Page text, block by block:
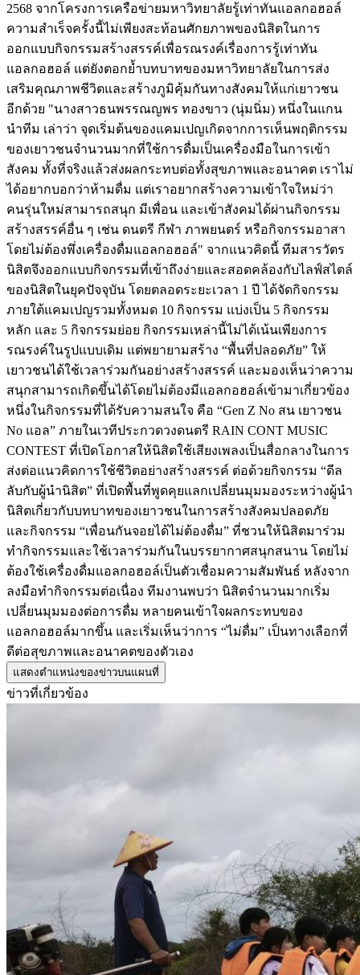
2568 จากโครงการเครือข่ายมหาวิทยาลัยรู้เท่าทันแอลกอฮอล์
ความสำเร็จครั้งนี้ไม่เพียงสะท้อนศักยภาพของนิสิตในการ
ออกแบบกิจกรรมสร้างสรรค์เพื่อรณรงค์เรื่องการรู้เท่าทัน
แอลกอฮอล์ แต่ยังตอกย้ำบทบาทของมหาวิทยาลัยในการส่ง
เสริมคุณภาพชีวิตและสร้างภูมิคุ้มกันทางสังคมให้แก่เยาวชน
อีกด้วย "นางสาวธนพรรณญพร ทองขาว (นุ่มนิ่ม) หนึ่งในแกน
นำทีม เล่าว่า จุดเริ่มต้นของแคมเปญเกิดจากการเห็นพฤติกรรม
ของเยาวชนจำนวนมากที่ใช้การดื่มเป็นเครื่องมือในการเข้า
สังคม ทั้งที่จริงแล้วส่งผลกระทบต่อทั้งสุขภาพและอนาคต เราไม่
ได้อยากบอกว่าห้ามดื่ม แต่เราอยากสร้างความเข้าใจใหม่ว่า
คนรุ่นใหม่สามารถสนุก มีเพื่อน และเข้าสังคมได้ผ่านกิจกรรม
สร้างสรรค์อื่น ๆ เช่น ดนตรี กีฬา ภาพยนตร์ หรือกิจกรรมอาสา
โดยไม่ต้องพึ่งเครื่องดื่มแอลกอฮอล์" จากแนวคิดนี้ ทีมสารวัตร
นิสิตจึงออกแบบกิจกรรมที่เข้าถึงง่ายและสอดคล้องกับไลฟ์สไตล์
ของนิสิตในยุคปัจจุบัน โดยตลอดระยะเวลา 1 ปี ได้จัดกิจกรรม
ภายใต้แคมเปญรวมทั้งหมด 10 กิจกรรม แบ่งเป็น 5 กิจกรรม
หลัก และ 5 กิจกรรมย่อย กิจกรรมเหล่านี้ไม่ได้เน้นเพียงการ
รณรงค์ในรูปแบบเดิม แต่พยายามสร้าง “พื้นที่ปลอดภัย” ให้
เยาวชนได้ใช้เวลาร่วมกันอย่างสร้างสรรค์ และมองเห็นว่าความ
สนุกสามารถเกิดขึ้นได้โดยไม่ต้องมีแอลกอฮอล์เข้ามาเกี่ยวข้อง
หนึ่งในกิจกรรมที่ได้รับความสนใจ คือ “Gen Z No สน เยาวชน
No แอล” ภายในเวทีประกวดวงดนตรี RAIN CONT MUSIC
CONTEST ที่เปิดโอกาสให้นิสิตใช้เสียงเพลงเป็นสื่อกลางในการ
ส่งต่อแนวคิดการใช้ชีวิตอย่างสร้างสรรค์ ต่อด้วยกิจกรรม “ดีล
ลับกับผู้นำนิสิต” ที่เปิดพื้นที่พูดคุยแลกเปลี่ยนมุมมองระหว่างผู้นำ
นิสิตเกี่ยวกับบทบาทของเยาวชนในการสร้างสังคมปลอดภัย
และกิจกรรม “เพื่อนกันจอยได้ไม่ต้องดื่ม” ที่ชวนให้นิสิตมาร่วม
ทำกิจกรรมและใช้เวลาร่วมกันในบรรยากาศสนุกสนาน โดยไม่
ต้องใช้เครื่องดื่มแอลกอฮอล์เป็นตัวเชื่อมความสัมพันธ์ หลังจาก
ลงมือทำกิจกรรมต่อเนื่อง ทีมงานพบว่า นิสิตจำนวนมากเริ่ม
เปลี่ยนมุมมองต่อการดื่ม หลายคนเข้าใจผลกระทบของ
แอลกอฮอล์มากขึ้น และเริ่มเห็นว่าการ “ไม่ดื่ม” เป็นทางเลือกที่
ดีต่อสุขภาพและอนาคตของตัวเอง
แสดงตำแหน่งของข่าวบนแผนที่
ข่าวที่เกี่ยวข้อง